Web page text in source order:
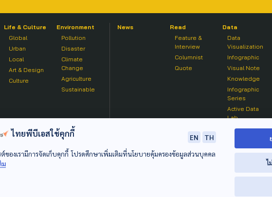
Life & Culture
Global
Urban
Local
Art & Design
Culture
Environment
Pollution
Disaster
Climate
Change
Agriculture
Sustainable
News
Read
Feature &
Interview
Columnist
Quote
Data
Data
Visualization
Infographic
Visual Note
Knowledge
Infographic
Series
Active Data
Lab
ไทยพีบีเอสใช้คุกกี้ EN
TH
ต์ของเรามีการจัดเก็บคุกกี้ โปรดศึกษาเพิ่มเติมที่นโยบายคุ้มครองข้อมูลส่วนบุคคล
ม
ไ